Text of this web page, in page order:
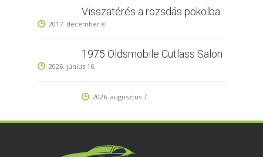
Visszatérés a rozsdás pokolba
2017. december 8.
1975 Oldsmobile Cutlass Salon
2026. június 16.
2026. augusztus 7.